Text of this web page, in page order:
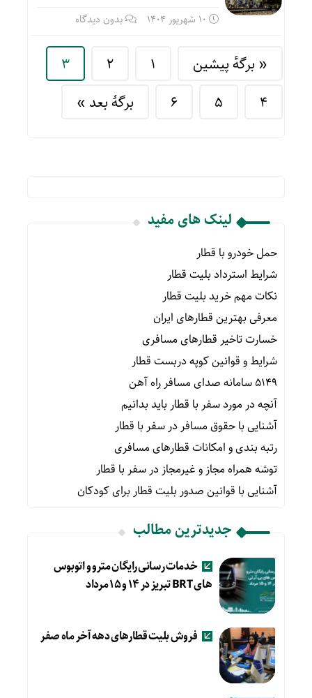
10 شهریور 1404 بدون دیدگاه
« برگه‌ٔ پیشین 1
2
3
4
5
6 برگهٔ بعد »
لینک های مفید
حمل خودرو با قطار
شرایط استرداد بلیت قطار
نکات مهم خرید بلیت قطار
معرفی بهترین قطارهای ایران
خسارت تاخیر قطارهای مسافری
شرایط و قوانین کوپه دربست قطار
۵۱۴۹ سامانه صدای مسافر راه آهن
آنچه در مورد سفر با قطار باید بدانیم
آشنایی با حقوق مسافر در سفر با قطار
رتبه بندی و امکانات قطارهای مسافری
توشه همراه مجاز و غیرمجاز در سفر با قطار
آشنایی با قوانین صدور بلیت قطار برای کودکان
جدیدترین مطالب
خدمات رسانی رایگان مترو و اتوبوس
های BRT تبریز در ۱۴ و ۱۵ مرداد
فروش بلیت قطارهای دهه آخر ماه صفر